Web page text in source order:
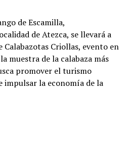
de Escamilla,
de Atezca, se llevará a
Calabazotas Criollas, evento en
muestra de la calabaza más
promover el turismo
impulsar la economía de la